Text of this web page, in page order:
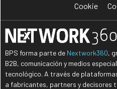
Cookie
BPS forma parte de Nextwork360,
B2B, comunicación y medios
tecnológico. A través de
a fabricantes, partners y decisores